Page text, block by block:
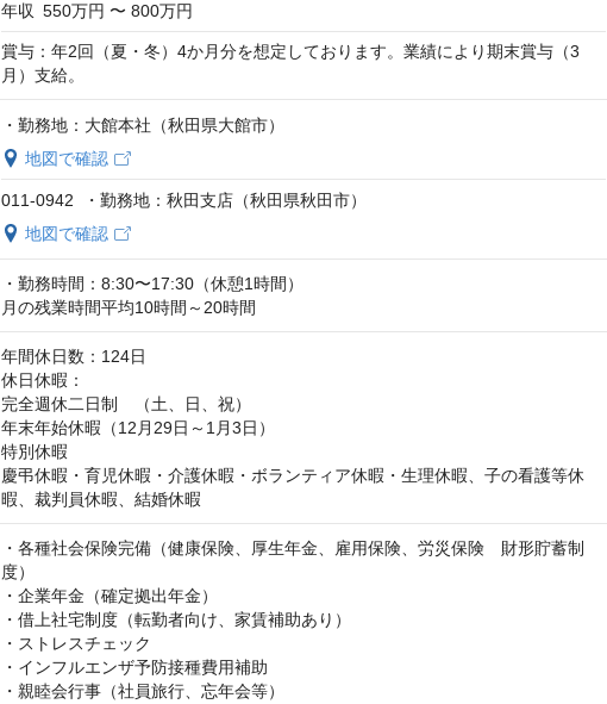
年収 550万円 〜 800万円
賞与：年2回（夏・冬）4か月分を想定しております。業績により期末賞与（3
月）支給。
・勤務地：大館本社（秋田県大館市）
地図で確認
011-0942 ・勤務地：秋田支店（秋田県秋田市）
地図で確認
・勤務時間：8:30〜17:30（休憩1時間）
月の残業時間平均10時間～20時間
年間休日数：124日
休日休暇：
完全週休二日制　（土、日、祝）
年末年始休暇（12月29日～1月3日）
特別休暇
慶弔休暇・育児休暇・介護休暇・ボランティア休暇・生理休暇、子の看護等休
暇、裁判員休暇、結婚休暇
・各種社会保険完備（健康保険、厚生年金、雇用保険、労災保険　財形貯蓄制
度）
・企業年金（確定拠出年金）
・借上社宅制度（転勤者向け、家賃補助あり）
・ストレスチェック
・インフルエンザ予防接種費用補助
・親睦会行事（社員旅行、忘年会等）